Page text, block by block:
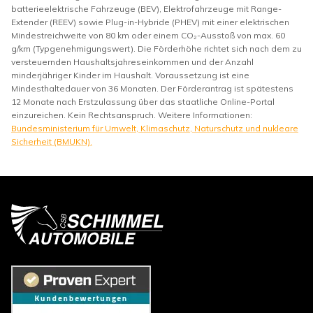
batterieelektrische Fahrzeuge (BEV), Elektrofahrzeuge mit Range-
Extender (REEV) sowie Plug-in-Hybride (PHEV) mit einer elektrischen
Mindestreichweite von 80 km oder einem CO₂-Ausstoß von max. 60
g/km (Typgenehmigungswert). Die Förderhöhe richtet sich nach dem zu
versteuernden Haushaltsjahreseinkommen und der Anzahl
minderjähriger Kinder im Haushalt. Voraussetzung ist eine
Mindesthaltedauer von 36 Monaten. Der Förderantrag ist spätestens
12 Monate nach Erstzulassung über das staatliche Online-Portal
einzureichen. Kein Rechtsanspruch. Weitere Informationen:
Bundesministerium für Umwelt, Klimaschutz, Naturschutz und nukleare
Sicherheit (BMUKN).